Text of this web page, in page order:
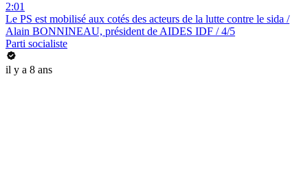
2:01
Le PS est mobilisé aux cotés des acteurs de la lutte contre le sida /
Alain BONNINEAU, président de AIDES IDF / 4/5
Parti socialiste
il y a 8 ans